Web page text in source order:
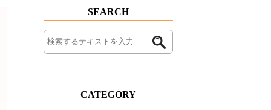
SEARCH
CATEGORY